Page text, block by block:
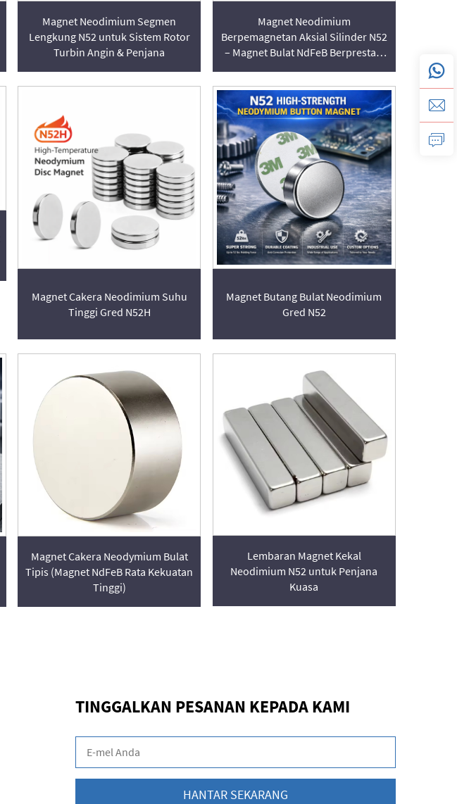
Magnet Neodimium Segmen
Lengkung N52 untuk Sistem Rotor
Turbin Angin & Penjana
Magnet Neodimium
Berpemagnetan Aksial Silinder N52
– Magnet Bulat NdFeB Berprestasi
Magnet Cakera Neodimium Suhu
Tinggi Gred N52H
Magnet Butang Bulat Neodimium
Gred N52
Magnet Cakera Neodymium Bulat
Tipis (Magnet NdFeB Rata Kekuatan
Tinggi)
Lembaran Magnet Kekal
Neodimium N52 untuk Penjana
Kuasa
TINGGALKAN PESANAN KEPADA KAMI
HANTAR SEKARANG